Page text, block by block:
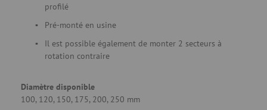
profilé
Pré-monté en usine
Il est possible également de monter 2 secteurs à
rotation contraire
Diamètre disponible
100, 120, 150, 175, 200, 250 mm